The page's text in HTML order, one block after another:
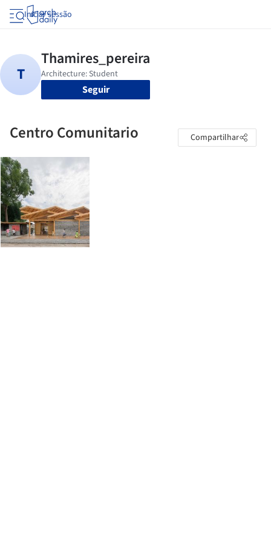
Iniciar sessão
Seguir
Centro Comunitario Compartilhar